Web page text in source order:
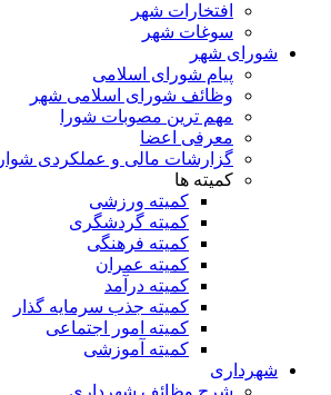
افتخارات شهر
سوغات شهر
شورای شهر
پیام شورای اسلامی
وظائف شورای اسلامی شهر
مهم ترین مصوبات شورا
معرفی اعضا
گزارشات مالی و عملکردی شوارا
کمیته ها
کمیته ورزشی
کمیته گردشگری
کمیته فرهنگی
کمیته عمران
کمیته درآمد
کمیته جذب سرمایه گذار
کمیته امور اجتماعی
کمیته آموزشی
شهرداری